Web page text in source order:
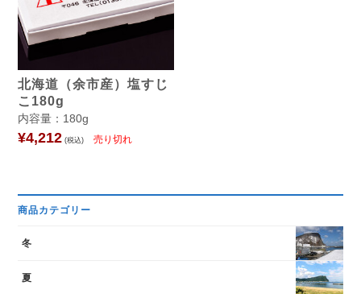
北海道（余市産）塩すじ
こ180g
内容量：180g
¥4,212 (税込)
商品カテゴリー
冬
夏